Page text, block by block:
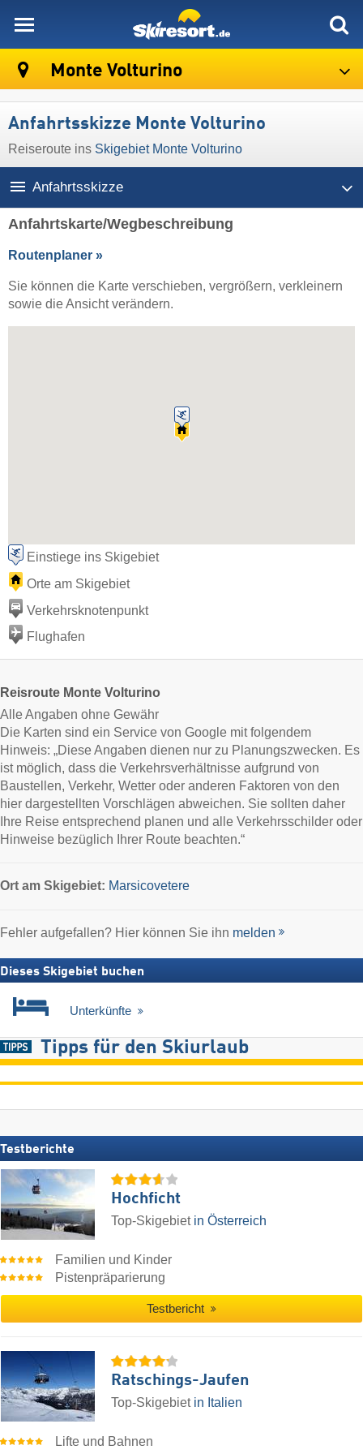
Monte Volturino
Anfahrtsskizze Monte Volturino
Reiseroute ins Skigebiet Monte Volturino
Anfahrtsskizze
Anfahrtskarte/Wegbeschreibung
Routenplaner »
Sie können die Karte verschieben, vergrößern, verkleinern
sowie die Ansicht verändern.
Einstiege ins Skigebiet
Orte am Skigebiet
Verkehrsknotenpunkt
Flughafen
Reisroute Monte Volturino
Alle Angaben ohne Gewähr
Die Karten sind ein Service von Google mit folgendem
Hinweis: „Diese Angaben dienen nur zu Planungszwecken. Es
ist möglich, dass die Verkehrsverhältnisse aufgrund von
Baustellen, Verkehr, Wetter oder anderen Faktoren von den
hier dargestellten Vorschlägen abweichen. Sie sollten daher
Ihre Reise entsprechend planen und alle Verkehrsschilder oder
Hinweise bezüglich Ihrer Route beachten.“
Ort am Skigebiet: Marsicovetere
Fehler aufgefallen? Hier können Sie ihn melden
Dieses Skigebiet buchen
Unterkünfte
Tipps für den Skiurlaub
Testberichte
Hochficht
Top-Skigebiet in Österreich
Familien und Kinder
Pistenpräparierung
Testbericht
Ratschings-Jaufen
Top-Skigebiet in Italien
Lifte und Bahnen